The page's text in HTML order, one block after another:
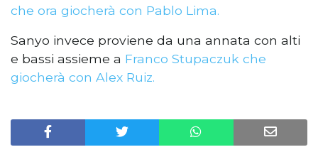
che ora giocherà con Pablo Lima.
Sanyo invece proviene da una annata con alti
e bassi assieme a Franco Stupaczuk che
giocherà con Alex Ruiz.